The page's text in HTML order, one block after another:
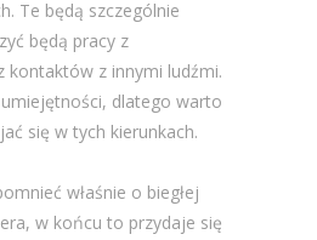
Te będą szczególnie
będą pracy z
kontaktów z innymi ludźmi.
dlatego warto
się w tych kierunkach.
właśnie o biegłej
w końcu to przydaje się